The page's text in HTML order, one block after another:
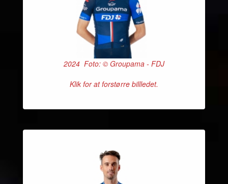
2024 Foto: © Groupama - FDJ
Klik for at forstørre billledet.